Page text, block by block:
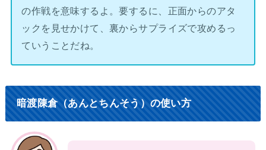
の作戦を意味するよ。要するに、正面からのアタ
ックを見せかけて、裏からサプライズで攻めるっ
ていうことだね。
暗渡陳倉（あんとちんそう）の使い方